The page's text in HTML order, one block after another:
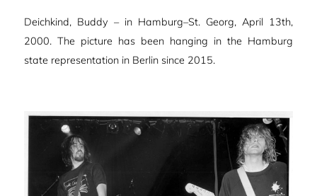
Deichkind, Buddy – in Hamburg–St. Georg, April 13th,
2000. The picture has been hanging in the Hamburg
state representation in Berlin since 2015.